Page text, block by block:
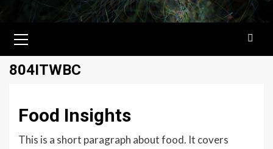
меню
804ITWBC
Food Insights
This is a short paragraph about food. It covers